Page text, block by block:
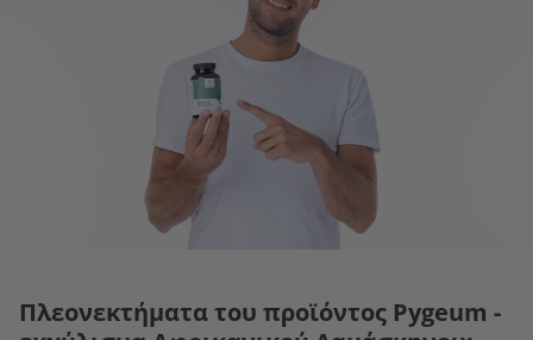
Πλεονεκτήματα του προϊόντος Pygeum -